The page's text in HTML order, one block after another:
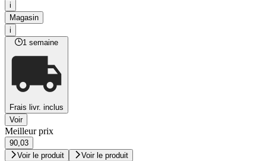
i
Magasin
i
1 semaine
Frais livr. inclus
Voir
Meilleur prix
90,03
Voir le produit
Voir le produit